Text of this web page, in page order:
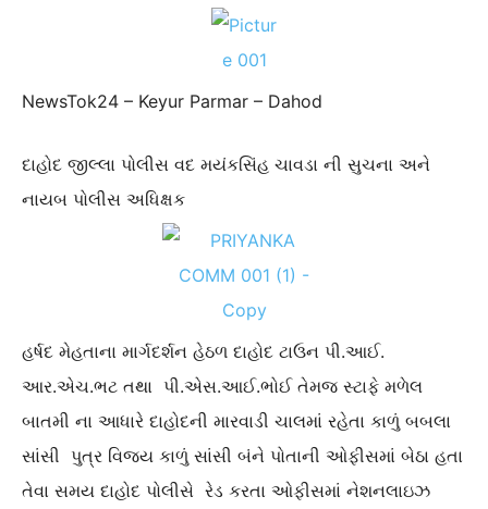
NewsTok24 – Keyur Parmar – Dahod
દાહોદ જીલ્લા પોલીસ વદ મયંકસિંહ ચાવડા ની સુચના અને
નાયબ પોલીસ અધિક્ષક
હર્ષદ મેહતાના માર્ગદર્શન હેઠળ દાહોદ ટાઉન પી.આઈ.
આર.એચ.ભટ તથા પી.એસ.આઈ.ભોઈ તેમજ સ્ટાફે મળેલ
બાતમી ના આધારે દાહોદની મારવાડી ચાલમાં રહેતા કાળું બબલા
સાંસી પુત્ર વિજય કાળું સાંસી બંને પોતાની ઓફીસમાં બેઠા હતા
તેવા સમય દાહોદ પોલીસે રેડ કરતા ઓફીસમાં નેશનલાઇઝ